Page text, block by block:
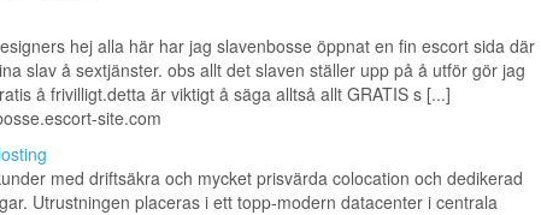
hej alla här har jag slavenbosse öppnat en fin escort sida där
slav å sextjänster. obs allt det slaven ställer upp på å utför gör jag
å frivilligt.detta är viktigt å säga alltså allt GRATIS s [...]
site.com
med driftsäkra och mycket prisvärda colocation och dedikerad
Utrustningen placeras i ett topp-modern datacenter i centrala